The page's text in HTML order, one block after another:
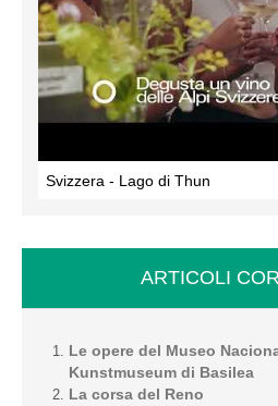
Svizzera - Lago di Thun
ARTICOLI
Le opere del Museo
Kunstmuseum di Basilea
La corsa del Reno